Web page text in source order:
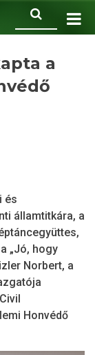
a
és
államtitkára, a
„Jó, hogy
Norbert, a
Honvédő